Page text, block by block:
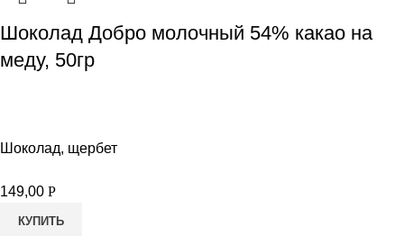
Шоколад Добро молочный 54% какао на
меду, 50гр
Шоколад, щербет
149,00 Р
КУПИТЬ